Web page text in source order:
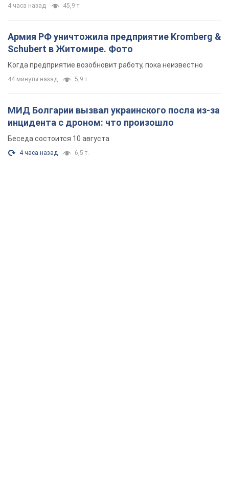
4 часа назад 45,9 т.
Армия РФ уничтожила предприятие Kromberg &
Schubert в Житомире. Фото
Когда предприятие возобновит работу, пока неизвестно
44 минуты назад 5,9 т.
МИД Болгарии вызвал украинского посла из-за
инцидента с дроном: что произошло
Беседа состоится 10 августа
4 часа назад 6,5 т.